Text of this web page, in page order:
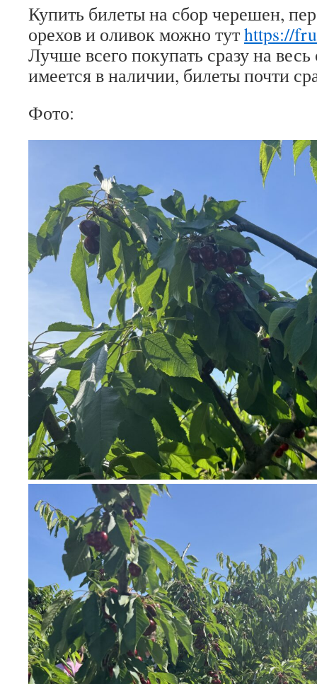
Купить билеты на сбор черешен,
орехов и оливок можно тутhttps://
Лучше всего покупать сразу на весь
имеется в наличии, билеты почти
Фото: